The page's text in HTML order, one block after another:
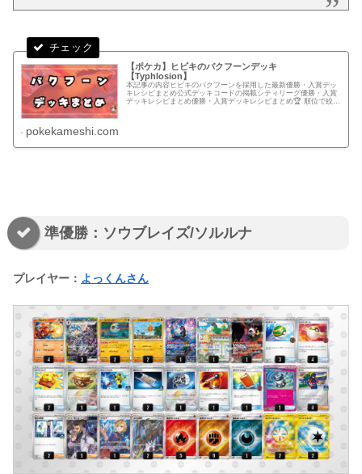
【ポケカ】ヒビキのバクフーンデッキ
【Typhlosion】
本記事の内容ヒビキのバクフーンを採用した最新優勝・入賞デッ
キレシピまとめ公式デッキコードの掲載シティリーグ優勝・入賞
デッキレシピまとめ優勝・入賞デッキレシピまとめ🏆 順位で絞り
pokekameshi.com
準優勝：ソウブレイズ/ソルルナ
プレイヤー： よっくんさん